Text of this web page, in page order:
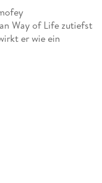
Way of Life zutiefst
er wie ein
Roman begleitet
Höhen und Tiefen
Porträt eines